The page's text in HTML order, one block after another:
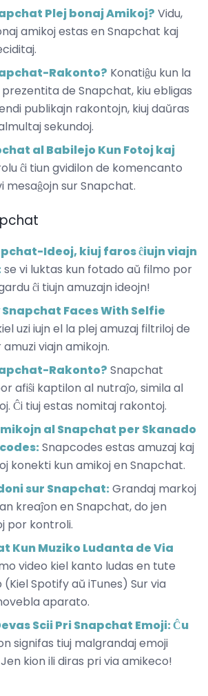
Plej bonaj Amikoj? Vidu,
amikoj estas en Snapchat kaj
Rakonto? Konatiĝu kun la
de Snapchat, kiu ebligas
publikajn rakontojn, kiuj daŭras
sekundoj.
al Babilejo Kun Fotoj kaj
ĉi tiun gvidilon de komencanto
mesaĝojn sur Snapchat.
Ideoj, kiuj faros ĉiujn viajn
se vi luktas kun fotado aŭ filmo por
ĉi tiujn amuzajn ideojn!
Faces With Selfie
uzi iujn el la plej amuzaj filtriloj de
viajn amikojn.
Rakonto? Snapchat
afiŝi kaptilon al nutraĵo, simila al
Ĉi tiuj estas nomitaj rakontoj.
al Snapchat per Skanado
Snapcodes estas amuzaj kaj
konekti kun amikoj en Snapchat.
sur Snapchat: Grandaj markoj
kreaĵon en Snapchat, do jen
por kontroli.
Kun Muziko Ludanta de Via
video kiel kanto ludas en tute
Spotify aŭ iTunes) Sur via
aparato.
Scii Pri Snapchat Emoji: Ĉu
signifas tiuj malgrandaj emoji
kion ili diras pri via amikeco!